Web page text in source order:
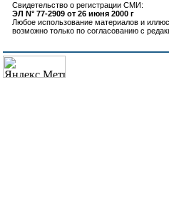
Свидетельство о регистрации СМИ:
ЭЛ N° 77-2909 от 26 июня 2000 г
Любое использование материалов и
возможно только по согласованию с